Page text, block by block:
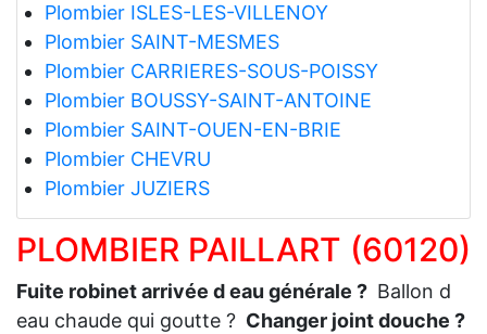
Plombier ISLES-LES-VILLENOY
Plombier SAINT-MESMES
Plombier CARRIERES-SOUS-POISSY
Plombier BOUSSY-SAINT-ANTOINE
Plombier SAINT-OUEN-EN-BRIE
Plombier CHEVRU
Plombier JUZIERS
PLOMBIER PAILLART (60120)
Fuite robinet arrivée d eau générale ? Ballon d
eau chaude qui goutte ? Changer joint douche ?